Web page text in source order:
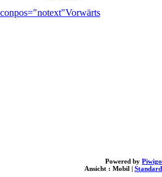
Vorwärts
Powered by Piwigo
Ansicht : Mobil | Standard